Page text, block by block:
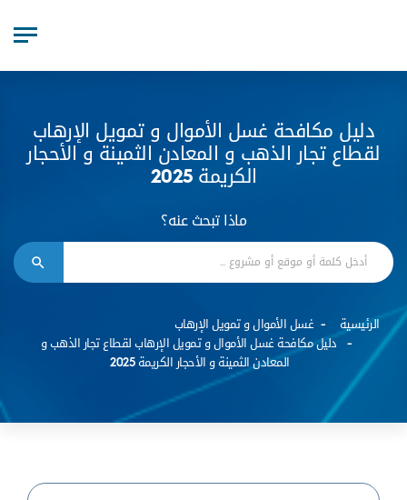
دليل مكافحة غسل الأموال و تمويل الإرهاب
لقطاع تجار الذهب و المعادن الثمينة و الأحجار
الكريمة 2025
ماذا تبحث عنه؟
الرئيسية
غسل الأموال و تمويل الإرهاب
دليل مكافحة غسل الأموال و تمويل الإرهاب لقطاع تجار الذهب و
المعادن الثمينة و الأحجار الكريمة 2025